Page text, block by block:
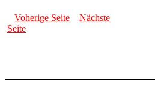
Voherige Seite
Nächste
Seite